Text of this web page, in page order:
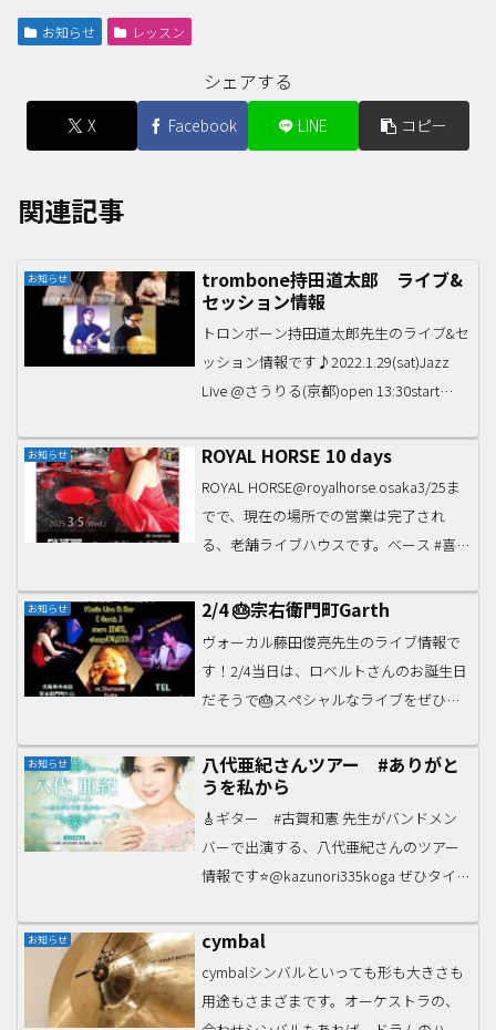
お知らせ レッスン
シェアする
X Facebook LINE コピー
関連記事
お知らせ
trombone持田道太郎 ライブ&
セッション情報
トロンボーン持田道太郎先生のライブ&セ
ッション情報です♪​2022.1.29(sat)Jazz
Live @さうりる(京都)open 13:30start
Foundation松本...
お知らせ ROYAL HORSE 10 days
ROYAL HORSE@royalhorse.osaka3/25ま
でで、現在の場所での営業は完了され
る、老舗ライブハウスです。ベース #喜多
ム #小林亮 先生は6（木）と8（土）に出
演されます。ぜひご...
お知らせ 2/4 🎂宗右衛門町Garth
ヴォーカル藤田俊亮先生のライブ情報で
す！2/4当日は、ロベルトさんのお誕生日
だそうで🎂スペシャルなライブをぜひど
かじやat Garth2月4日(土)藤田俊亮あかぎ
しほロベルトかじやなんば宗右衛門町 G...
お知らせ
八代亜紀さんツアー #ありがと
うを私から
🎸ギター #古賀和憲 先生がバンドメン
バーで出演する、八代亜紀さんのツアー
情報です⭐️@kazunori335koga ぜひタイミ
ート～ありがとうを 私から～ 2023年7
月11日(火)広島県福山市ふく...
お知らせ cymbal
cymbalシンバルといっても形も大きさも
用途もさまざまです。オーケストラの、